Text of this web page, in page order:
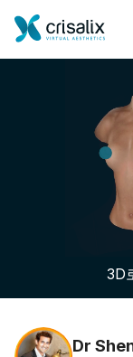
3D 비즈니스
환자 후기
3D
Dr